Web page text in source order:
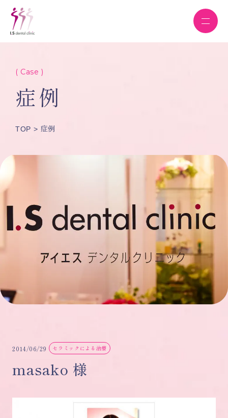
( Case )
症例
TOP 症例
2014/06/29 セラミックによる治療
masako 様